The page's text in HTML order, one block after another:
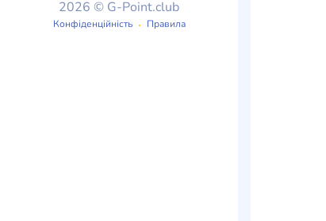
2026 © G-Point.club
Конфіденційність Правила